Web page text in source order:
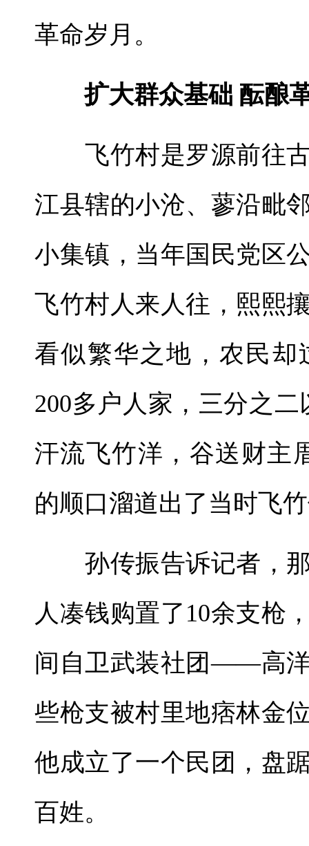
革命岁月。
扩大群众基础 酝酿
飞竹村是罗源前往古
江县辖的小沧、蓼沿毗
小集镇，当年国民党区
飞竹村人来人往，熙熙
看似繁华之地，农民
200多户人家，三分之
汗流飞竹洋，谷送财主
的顺口溜道出了当时飞
孙传振告诉记者，那
人凑钱购置了10余支枪
间自卫武装社团——高
些枪支被村里地痞林金
他成立了一个民团，盘
百姓。